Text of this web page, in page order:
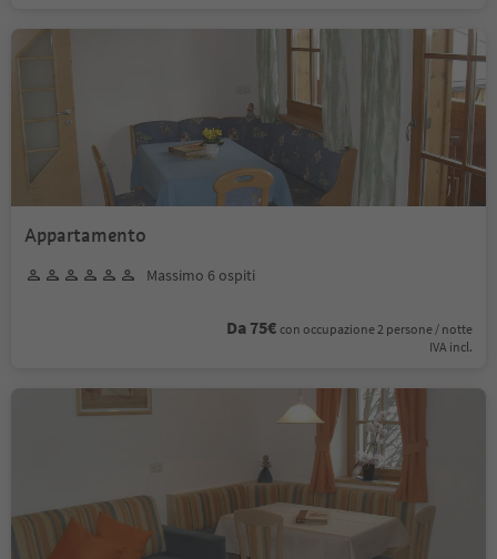
Appartamento
Massimo 6 ospiti
Da 75€ con occupazione 2 persone / notte
IVA incl.